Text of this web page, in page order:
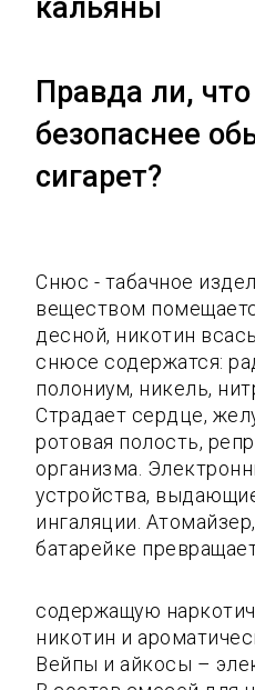
кальяны
Правда ли,
безопаснее
сигарет?
Снюс - табачное
веществом
десной, никотин
снюсе содержатся:
полониум, никель,
Страдает сердце,
ротовая полость,
организма.
устройства,
ингаляции.
батарейке
содержащую
никотин и
Вейпы и айкосы –